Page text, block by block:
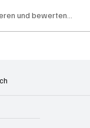
und bewerten...